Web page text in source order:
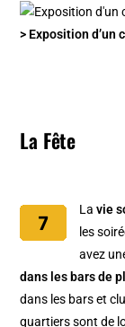
> Exposition d’un
La Fête
Lavie
les
avez
dans les bars de
dans les bars et
quartiers sont de